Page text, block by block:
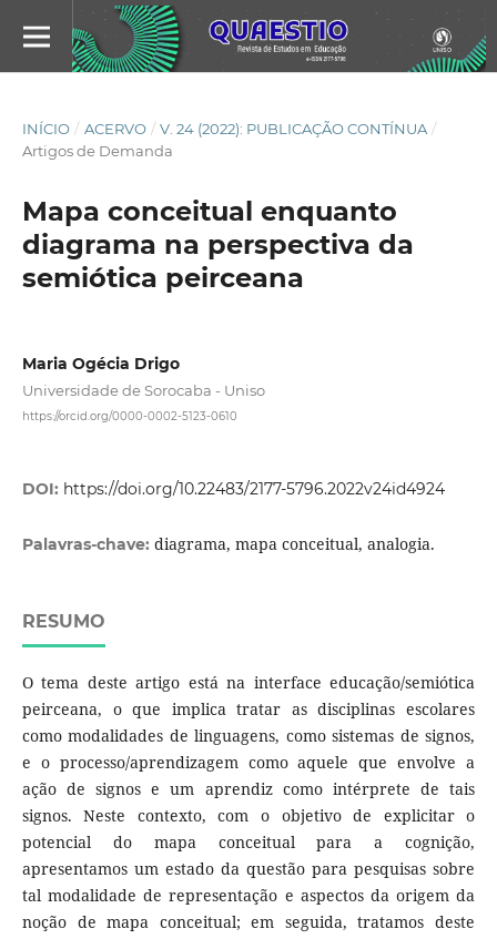
INÍCIO / ACERVO / V. 24 (2022): PUBLICAÇÃO CONTÍNUA /
Artigos de Demanda
Mapa conceitual enquanto
diagrama na perspectiva da
semiótica peirceana
Maria Ogécia Drigo
Universidade de Sorocaba - Uniso
https://orcid.org/0000-0002-5123-0610
DOI: https://doi.org/10.22483/2177-5796.2022v24id4924
Palavras-chave: diagrama, mapa conceitual, analogia.
RESUMO
O tema deste artigo está na interface educação/semiótica
peirceana, o que implica tratar as disciplinas escolares
como modalidades de linguagens, como sistemas de signos,
e o processo/aprendizagem como aquele que envolve a
ação de signos e um aprendiz como intérprete de tais
signos. Neste contexto, com o objetivo de explicitar o
potencial do mapa conceitual para a cognição,
apresentamos um estado da questão para pesquisas sobre
tal modalidade de representação e aspectos da origem da
noção de mapa conceitual; em seguida, tratamos deste